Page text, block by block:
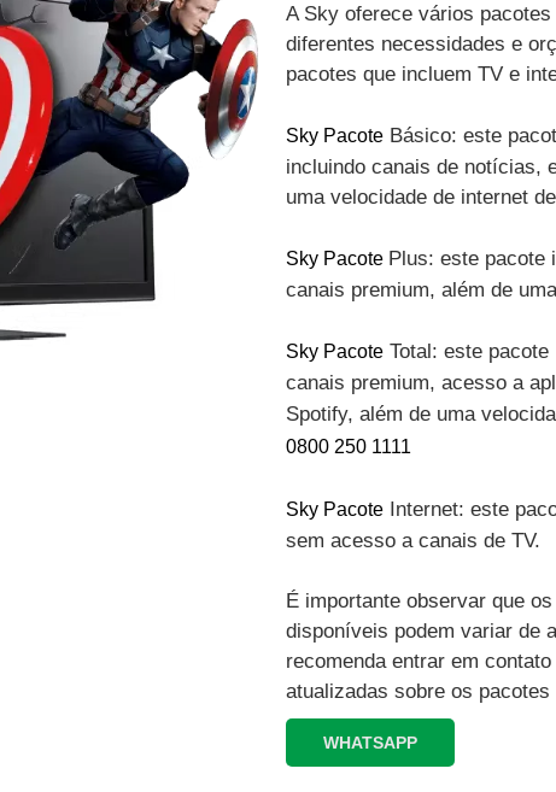
A Sky oferece vários
diferentes necessidades e
pacotes que incluem TV e
Sky Pacote Básico: este
incluindo canais de notícias,
uma velocidade de internet
Sky Pacote Plus: este pacote
canais premium, além de
Sky Pacote Total: este
canais premium, acesso a
Spotify, além de uma
0800 250 1111
Sky Pacote Internet: este
sem acesso a canais de TV.
É importante observar que
disponíveis podem variar de
recomenda entrar em
atualizadas sobre os
WHATSAPP